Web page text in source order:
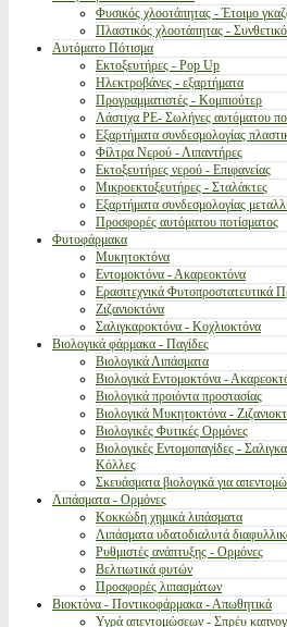
Φυσικός χλοοτάπητας - Έτοιμο
Πλαστικός χλοοτάπητας -
Αυτόματο Πότισμα
Εκτοξευτήρες - Pop Up
Ηλεκτροβάνες - εξαρτήματα
Προγραμματιστές - Κομπιούτερ
Λάστιχα PE- Σωλήνες αυτόματου
Εξαρτήματα συνδεσμολογίας
Φίλτρα Νερού - Λιπαντήρες
Εκτοξευτήρες νερού - Επιφανείας
Μικροεκτοξευτήρες - Σταλάκτες
Εξαρτήματα συνδεσμολογίας
Προσφορές αυτόματου ποτίσματος
Φυτοφάρμακα
Μυκητοκτόνα
Εντομοκτόνα - Ακαρεοκτόνα
Ερασιτεχνικά Φυτοπροστατευτικά
Ζιζανιοκτόνα
Σαλιγκαροκτόνα - Κοχλιοκτόνα
Βιολογικά φάρμακα - Παγίδες
Βιολογικά Λιπάσματα
Βιολογικά Εντομοκτόνα -
Βιολογικά προιόντα προστασίας
Βιολογικά Μυκητοκτόνα -
Βιολογικές Φυτικές Ορμόνες
Βιολογικές Εντομοπαγίδες -
Κόλλες
Σκευάσματα βιολογικά για
Λιπάσματα - Ορμόνες
Κοκκώδη χημικά λιπάσματα
Λιπάσματα υδατοδιαλυτά
Ρυθμιστές ανάπτυξης - Ορμόνες
Βελτιωτικά φυτών
Προσφορές λιπασμάτων
Βιοκτόνα - Ποντικοφάρμακα - Απωθητικά
Υγρά απεντομώσεων - Σπρέυ